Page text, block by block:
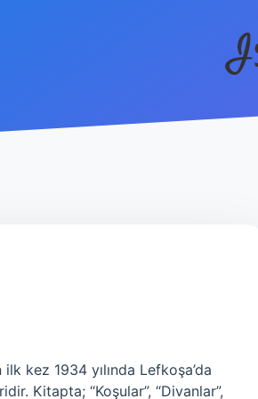
kez 1934 yılında Lefkoşa’da
Kitapta; “Koşular”, “Divanlar”,